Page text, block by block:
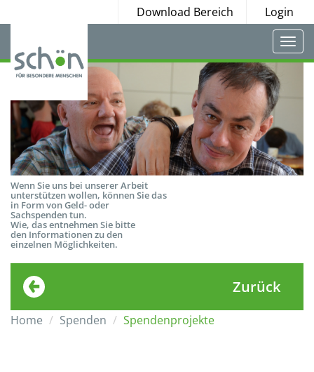
Download Bereich Login
Wenn Sie uns bei unserer Arbeit
unterstützen wollen, können Sie das
in Form von Geld- oder
Sachspenden tun.
Wie, das entnehmen Sie bitte
den Informationen zu den
einzelnen Möglichkeiten.
Zurück
Home Spenden Spendenprojekte